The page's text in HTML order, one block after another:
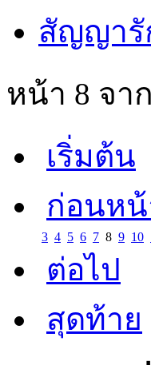
สัญญารั
หน้า 8 จา
เริ่มต้น
ก่อนหน้
3 4 5 6 7 8 9 10
ต่อไป
สุดท้าย